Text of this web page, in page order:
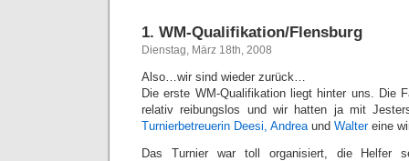
1. WM-Qualifikation/Flensburg
Dienstag, März 18th, 2008
Also…wir sind wieder zurück…
Die erste WM-Qualifikation liegt hinter uns. Die
relativ reibungslos und wir hatten ja mit
Turnierbetreuerin Deesi, Andreaund Waltereine
Das Turnier war toll organisiert, die Helfer